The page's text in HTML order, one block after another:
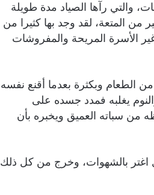
والتي رآها الصياد مدة طويلة
من المتعة، لقد وجد بها كثيرا من
الأسرة المريحة والمفروشات
الطعام وبكثرة بعدما أقنع نفسه
يغلبه فمدد جسده على
من سباته العميق ويخبره بأن
اغتر بالشهوات، وخرج من كل ذلك